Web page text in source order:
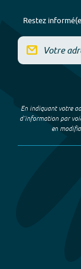
Restez
En indiquant votre
d’information par
en